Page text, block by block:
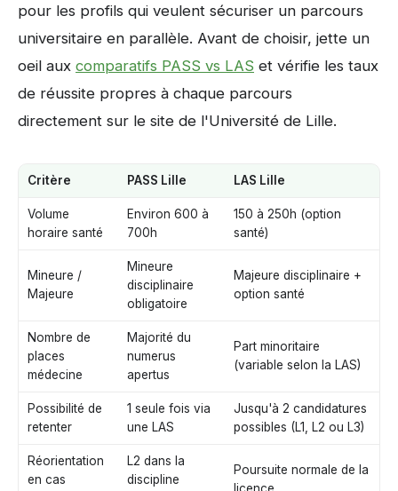
pour les profils qui veulent sécuriser un parcours
universitaire en parallèle. Avant de choisir, jette un
oeil aux comparatifs PASS vs LAS et vérifie les taux
de réussite propres à chaque parcours
directement sur le site de l'Université de Lille.
Critère PASS Lille LAS Lille
Volume
horaire santé
Environ 600 à
700h
150 à 250h (option
santé)
Mineure /
Majeure
Mineure
disciplinaire
obligatoire
Majeure disciplinaire +
option santé
Nombre de
places
médecine
Majorité du
numerus
apertus
Part minoritaire
(variable selon la LAS)
Possibilité de
retenter
1 seule fois via
une LAS
Jusqu'à 2 candidatures
possibles (L1, L2 ou L3)
Réorientation
en cas
L2 dans la
discipline
Poursuite normale de la
licence